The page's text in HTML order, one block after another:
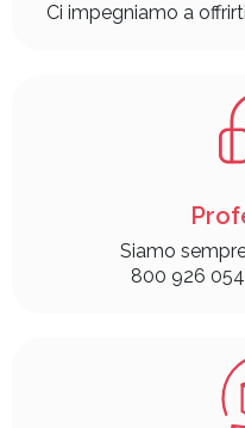
Ci impegniamo a
Siamo
800 926